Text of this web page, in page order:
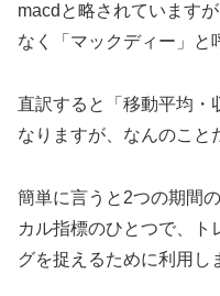
macdと略されています
なく「マックディー」と
直訳すると「移動平均・
なりますが、なんのこと
簡単に言うと2つの期間
カル指標のひとつで、ト
グを捉えるために利用し